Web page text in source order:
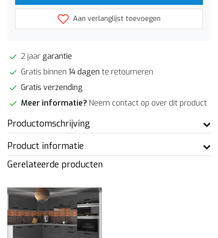
Aan verlanglijst toevoegen
2 jaar garantie
Gratis binnen 14 dagen te retourneren
Gratis verzending
Meer informatie? Neem contact op over dit product
Productomschrijving
Product informatie
Gerelateerde producten